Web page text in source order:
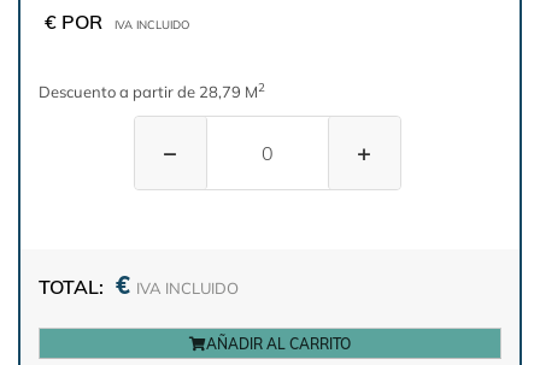
€ POR IVA INCLUIDO
Descuento a partir de 28,79 M2
− +
TOTAL: € IVA INCLUIDO
AÑADIR AL CARRITO